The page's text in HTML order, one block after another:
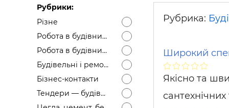
Медіа
Вікна і
Рубрики:
Різне
Робота в будівництві — Вакансії
Робота в будівництві — Резюме
Будівельні і ремонтні послуги
Бізнес-контакти
Тендери — будівельні
Рубрика:
Широкий
Якісно та